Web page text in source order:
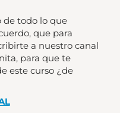
de todo lo que
que para
a nuestro canal
para que te
este curso ¿de